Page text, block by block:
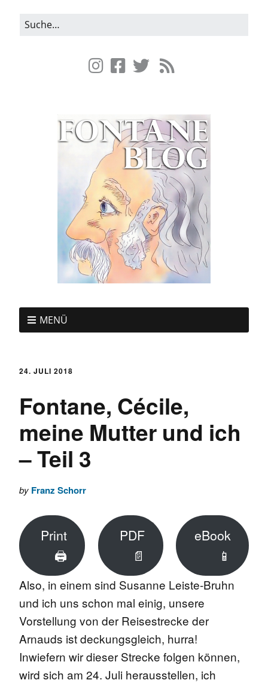
MENÜ
24. JULI 2018
Fontane, Cécile,
meine Mutter und ich
– Teil 3
by Franz Schorr
Print
🖨
PDF
📄
eBook
📱
Also, in einem sind Susanne Leiste-Bruhn
und ich uns schon mal einig, unsere
Vorstellung von der Reisestrecke der
Arnauds ist deckungsgleich, hurra!
Inwiefern wir dieser Strecke folgen können,
wird sich am 24. Juli herausstellen, ich